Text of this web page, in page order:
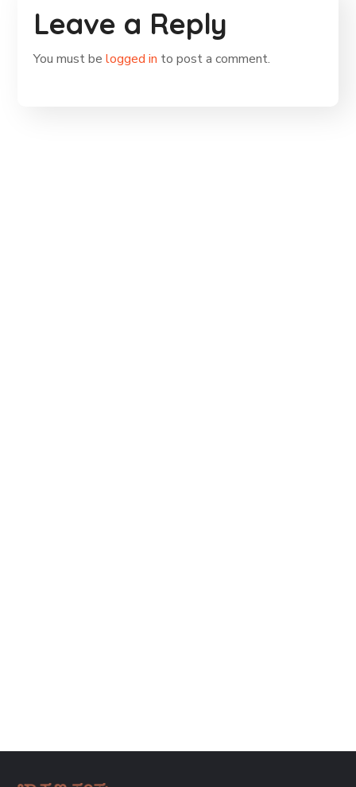
Leave a Reply
You must belogged in to post a comment.